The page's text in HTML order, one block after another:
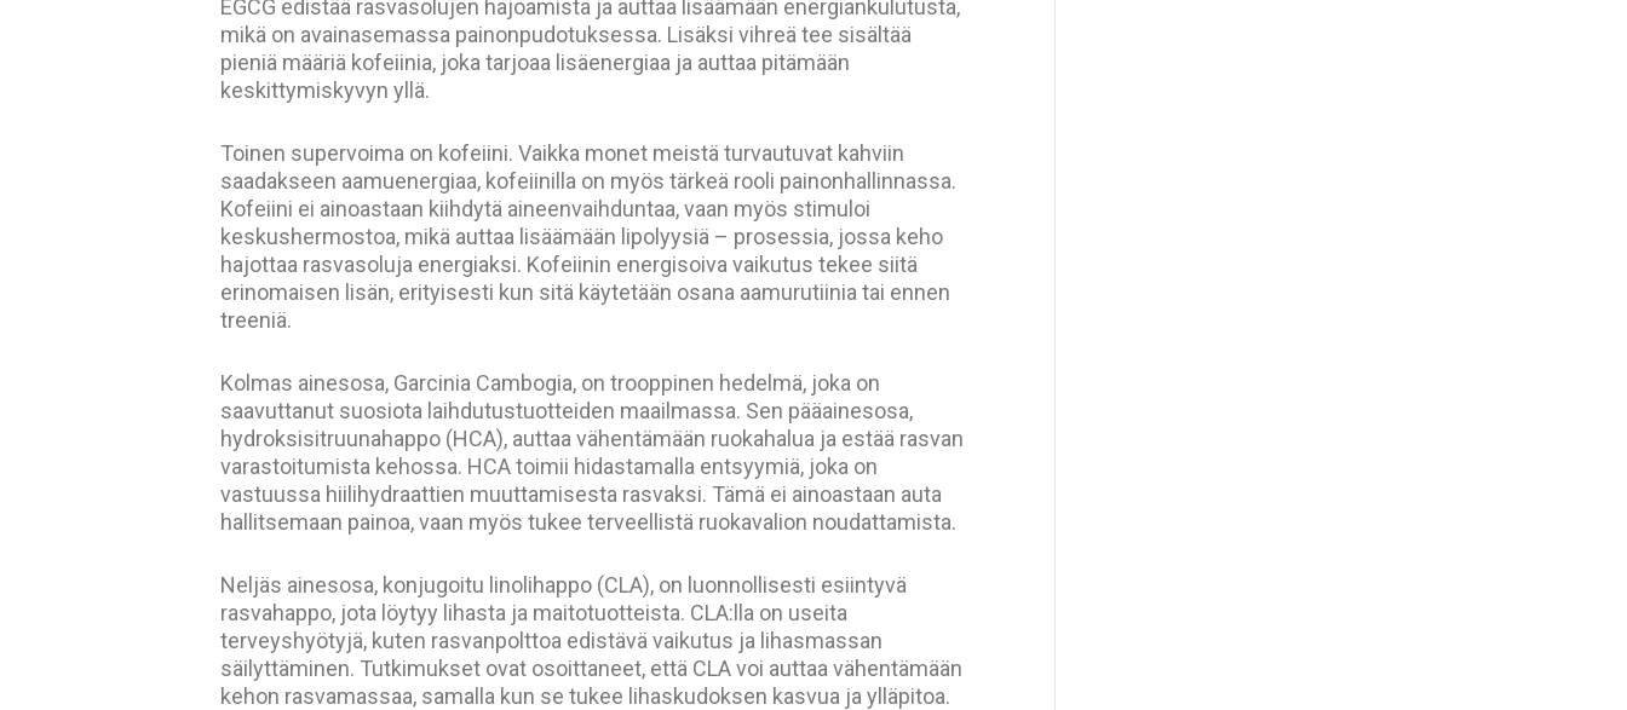
EGCG edistää rasvasolujen hajoamista ja auttaa lisäämään energiankulutusta,
mikä on avainasemassa painonpudotuksessa. Lisäksi vihreä tee sisältää
pieniä määriä kofeiinia, joka tarjoaa lisäenergiaa ja auttaa pitämään
keskittymiskyvyn yllä.
Toinen supervoima on kofeiini. Vaikka monet meistä turvautuvat kahviin
saadakseen aamuenergiaa, kofeiinilla on myös tärkeä rooli painonhallinnassa.
Kofeiini ei ainoastaan kiihdytä aineenvaihduntaa, vaan myös stimuloi
keskushermostoa, mikä auttaa lisäämään lipolyysiä – prosessia, jossa keho
hajottaa rasvasoluja energiaksi. Kofeiinin energisoiva vaikutus tekee siitä
erinomaisen lisän, erityisesti kun sitä käytetään osana aamurutiinia tai ennen
treeniä.
Kolmas ainesosa, Garcinia Cambogia, on trooppinen hedelmä, joka on
saavuttanut suosiota laihdutustuotteiden maailmassa. Sen pääainesosa,
hydroksisitruunahappo (HCA), auttaa vähentämään ruokahalua ja estää rasvan
varastoitumista kehossa. HCA toimii hidastamalla entsyymiä, joka on
vastuussa hiilihydraattien muuttamisesta rasvaksi. Tämä ei ainoastaan auta
hallitsemaan painoa, vaan myös tukee terveellistä ruokavalion noudattamista.
Neljäs ainesosa, konjugoitu linolihappo (CLA), on luonnollisesti esiintyvä
rasvahappo, jota löytyy lihasta ja maitotuotteista. CLA:lla on useita
terveyshyötyjä, kuten rasvanpolttoa edistävä vaikutus ja lihasmassan
säilyttäminen. Tutkimukset ovat osoittaneet, että CLA voi auttaa vähentämään
kehon rasvamassaa, samalla kun se tukee lihaskudoksen kasvua ja ylläpitoa.